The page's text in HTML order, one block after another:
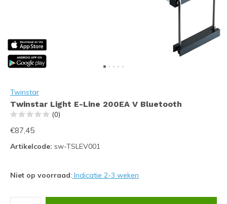
Twinstar
Twinstar Light E-Line 200EA V Bluetooth
(0)
€87,45
Artikelcode: sw-TSLEV001
Niet op voorraad: Indicatie 2-3 weken